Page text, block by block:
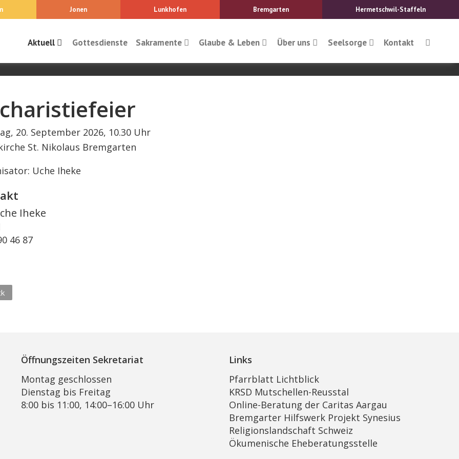
Jonen Lunkhofen Bremgarten Hermetschwil-Staffeln
Aktuell Gottesdienste Sakramente Glaube & Leben Über uns Seelsorge Kontakt
20. September 2026, 10.30 Uhr
St. Nikolaus Bremgarten
Uche Iheke
Iheke
46 87
Öffnungszeiten Sekretariat
Montag geschlossen
Dienstag bis Freitag
8:00 bis 11:00, 14:00–16:00 Uhr
Links
Pfarrblatt Lichtblick
KRSD Mutschellen-Reusstal
Online-Beratung der Caritas Aargau
Bremgarter Hilfswerk Projekt Synesius
Religionslandschaft Schweiz
Ökumenische Eheberatungsstelle